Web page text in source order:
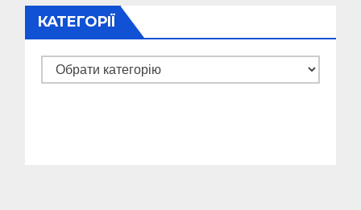
КАТЕГОРІЇ
Категорії